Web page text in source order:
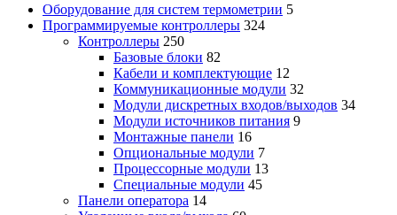
Оборудование для систем термометрии 5
Программируемые контроллеры 324
Контроллеры 250
Базовые блоки 82
Кабели и комплектующие 12
Коммуникационные модули 32
Модули дискретных входов/выходов 34
Модули источников питания 9
Монтажные панели 16
Опциональные модули 7
Процессорные модули 13
Специальные модули 45
Панели оператора 14